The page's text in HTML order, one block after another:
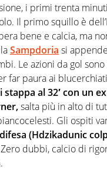
i primi trenta
Il primo squillo è
bene e calcia, ma
Sampdoria si
Le azioni da gol
far paura ai
stappa al 32′ con un
salta più in alto di
Gli ospiti
(Hdzikadunic
dubbi, calcio di
.